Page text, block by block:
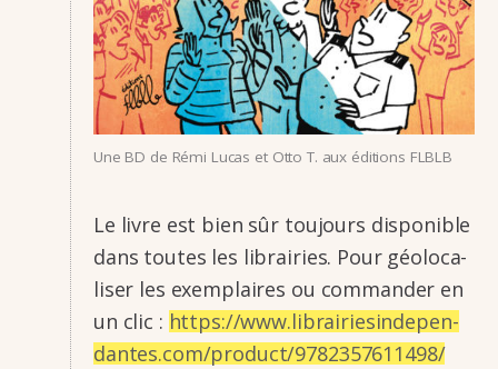
Une BD de Rémi Lucas et Otto T. aux éditions FLBLB
Le livre est bien sûr toujours dispo­nible
dans toutes les librai­ries. Pour géolo­ca­
li­ser les exem­plaires ou comman­der en
un clic : https://www.librai­rie­sin­de­pen­
dantes.com/product/9782357611498/